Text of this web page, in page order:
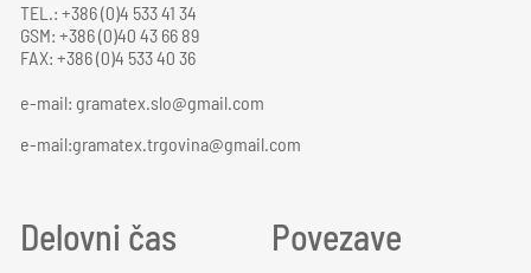
TEL.: +386 (0)4 533 41 34
GSM: +386 (0)40 43 66 89
FAX: +386 (0)4 533 40 36
e-mail: gramatex.slo@gmail.com
e-mail:gramatex.trgovina@gmail.com
Delovni čas Povezave